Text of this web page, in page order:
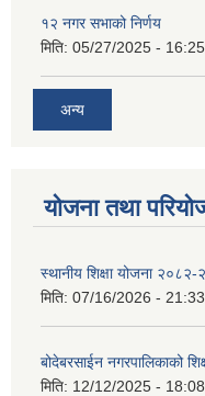
१२ नगर सभाको निर्णय
मिति: 05/27/2025 - 16:25
अन्य
योजना तथा
स्थानीय शिक्षा योजना
मिति: 07/16/2026 - 21:33
बोदेबरसाईन नगरपालिकाको
मिति: 12/12/2025 - 18:08